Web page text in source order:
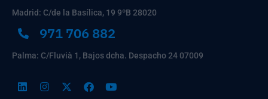
Madrid: C/de la Basílica, 19 9ºB 28020
971 706 882
Palma: C/Fluvià 1, Bajos dcha. Despacho 24 07009